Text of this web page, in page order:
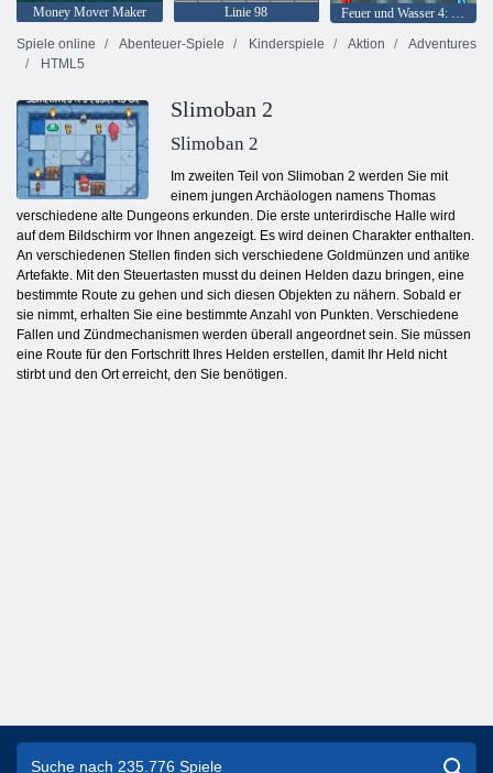
Money Mover Maker Linie 98
Feuer und Wasser 4: Kristalltempel
Spiele online
Abenteuer-Spiele Kinderspiele Aktion
Adventures
HTML5
Slimoban 2
Slimoban 2
Im zweiten Teil von Slimoban 2 werden Sie mit
einem jungen Archäologen namens Thomas
verschiedene alte Dungeons erkunden. Die erste unterirdische Halle wird
auf dem Bildschirm vor Ihnen angezeigt. Es wird deinen Charakter enthalten.
An verschiedenen Stellen finden sich verschiedene Goldmünzen und antike
Artefakte. Mit den Steuertasten musst du deinen Helden dazu bringen, eine
bestimmte Route zu gehen und sich diesen Objekten zu nähern. Sobald er
sie nimmt, erhalten Sie eine bestimmte Anzahl von Punkten. Verschiedene
Fallen und Zündmechanismen werden überall angeordnet sein. Sie müssen
eine Route für den Fortschritt Ihres Helden erstellen, damit Ihr Held nicht
stirbt und den Ort erreicht, den Sie benötigen.